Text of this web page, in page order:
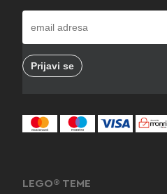
LEGO® TEME